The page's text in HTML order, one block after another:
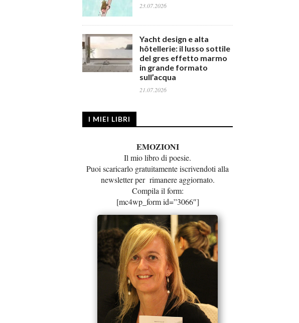
23.07.2026
Yacht design e alta
hôtellerie: il lusso sottile
del gres effetto marmo
in grande formato
sull’acqua
21.07.2026
I MIEI LIBRI
EMOZIONI
Il mio libro di poesie.
Puoi scaricarlo gratuitamente iscrivendoti alla
newsletter per rimanere aggiornato.
Compila il form:
[mc4wp_form id=”3066″]